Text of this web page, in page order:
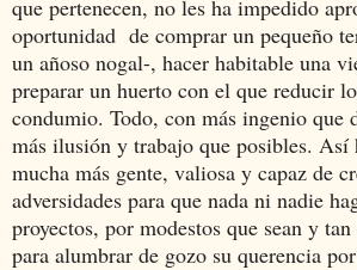
que pertenecen, no les ha impedido
oportunidad de comprar un pequeño
un añoso nogal-, hacer habitable una
preparar un huerto con el que reducir
condumio. Todo, con más ingenio que
más ilusión y trabajo que posibles. Así
mucha más gente, valiosa y capaz de
adversidades para que nada ni nadie
proyectos, por modestos que sean y
para alumbrar de gozo su querencia